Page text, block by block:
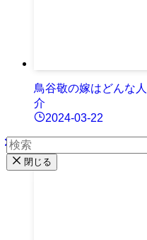
鳥谷敬の嫁はどんな
介
2024-03-22
閉じる